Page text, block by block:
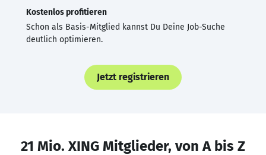
Kostenlos profitieren
Schon als Basis-Mitglied kannst Du Deine Job-Suche
deutlich optimieren.
Jetzt registrieren
21 Mio. XING Mitglieder, von A bis Z